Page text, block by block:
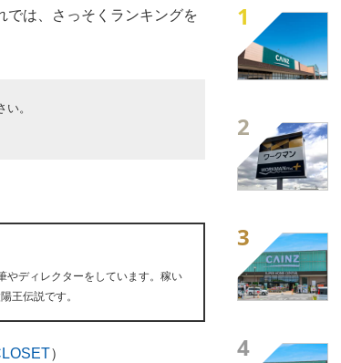
では、さっそくランキングを
。
やディレクターをしています。稼い
王伝説です。
）
1
2
3
4